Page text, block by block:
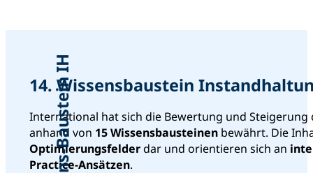
14. Wissensbaustein
International hat sich die Bewertung und
anhand von 15 Wissensbausteinenbewährt. Die
Optimierungsfelderdar und orientieren sich an
Practice-Ansätzen.
Wissens-Baustein IH